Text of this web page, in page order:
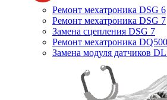
Ремонт мехатроника DSG 6
Ремонт мехатроника DSG 7
Замена сцепления DSG 7
Ремонт мехатроника DQ500
Замена модуля датчиков